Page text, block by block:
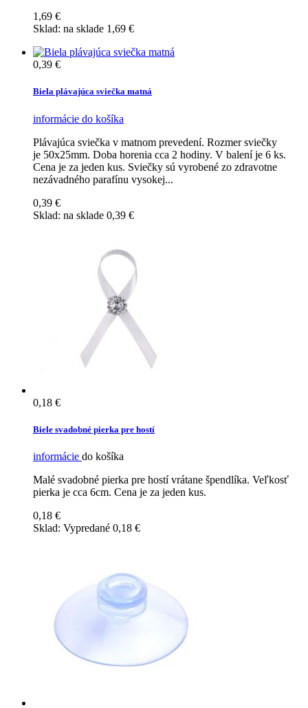
1,69 €
Sklad: na sklade 1,69 €
0,39 €
Biela plávajúca sviečka matná
informácie do košíka
Plávajúca sviečka v matnom prevedení. Rozmer sviečky
je 50x25mm. Doba horenia cca 2 hodiny. V balení je 6 ks.
Cena je za jeden kus. Sviečky sú vyrobené zo zdravotne
nezávadného parafínu vysokej...
0,39 €
Sklad: na sklade 0,39 €
0,18 €
Biele svadobné pierka pre hostí
informácie do košíka
Malé svadobné pierka pre hostí vrátane špendlíka. Veľkosť
pierka je cca 6cm. Cena je za jeden kus.
0,18 €
Sklad: Vypredané 0,18 €